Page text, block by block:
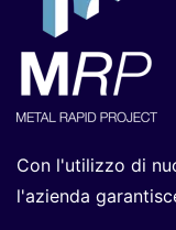
Con l'utilizzo di
l'azienda